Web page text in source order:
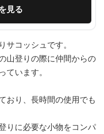
見る
コッシュです。
山登りの際に仲間からの
います。
おり、長時間の使用でも
りに必要な小物をコンパ